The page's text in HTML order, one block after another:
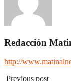
Redacción
http://
Previous post